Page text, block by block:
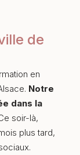
de
en
Notre
dans la
soir-là,
plus tard,